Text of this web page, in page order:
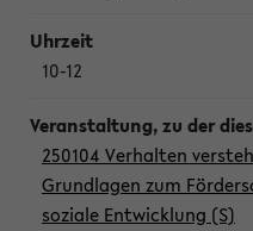
10-12
250104 Verhalten
Grundlagen zum
soziale Entwicklung (S)